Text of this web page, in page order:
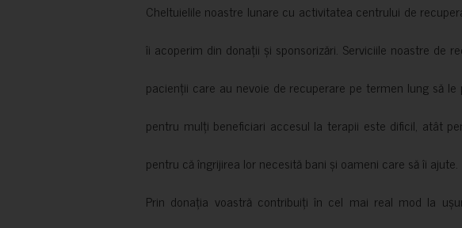
Cheltuielile noastre lunare cu activitatea centrului de
îi acoperim din donații și sponsorizări. Serviciile noastre de
pacienții care au nevoie de recuperare pe termen lung să
pentru mulți beneficiari accesul la terapii este dificil, atât
pentru că îngrijirea lor necesită bani și oameni care să îi ajute.
Prin donația voastră contribuiți în cel mai real mod la